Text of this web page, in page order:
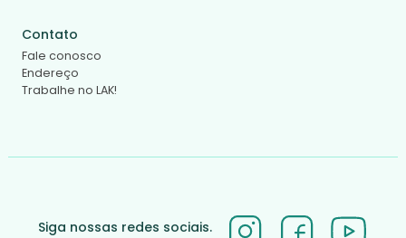
Contato
Fale conosco
Endereço
Trabalhe no LAK!
Siga nossas redes sociais.